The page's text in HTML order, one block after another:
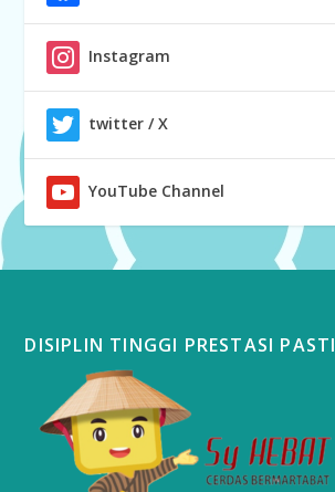
Instagram
twitter / X
YouTube Channel
DISIPLIN TINGGI PRESTASI PASTI